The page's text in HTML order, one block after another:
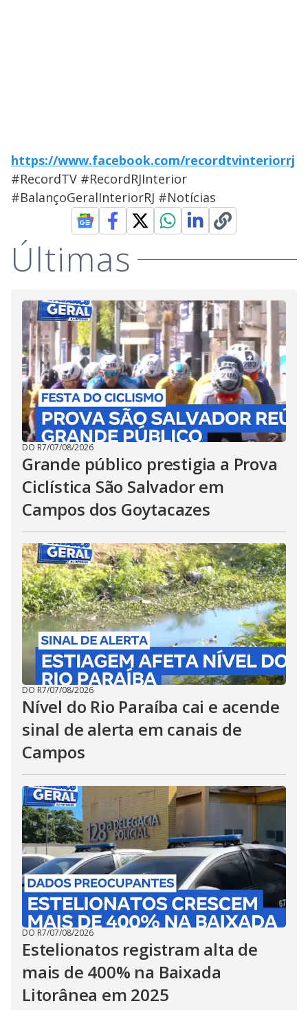
https://www.facebook.com/recordtvinteriorrj
#RecordTV #RecordRJInterior
#BalançoGeralInteriorRJ #Notícias
Últimas
DO R7/07/08/2026
Grande público prestigia a Prova
Ciclística São Salvador em
Campos dos Goytacazes
DO R7/07/08/2026
Nível do Rio Paraíba cai e acende
sinal de alerta em canais de
Campos
DO R7/07/08/2026
Estelionatos registram alta de
mais de 400% na Baixada
Litorânea em 2025